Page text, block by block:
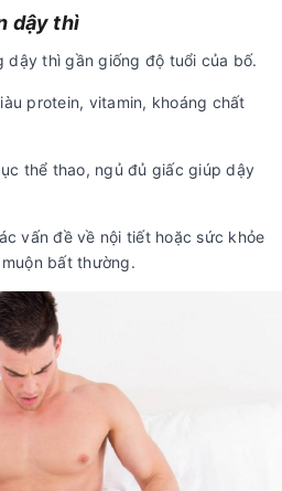
dậy thì
dậy thì gần giống độ tuổi của bố.
protein, vitamin, khoáng chất
thể thao, ngủ đủ giấc giúp dậy
vấn đề về nội tiết hoặc sức khỏe
bất thường.